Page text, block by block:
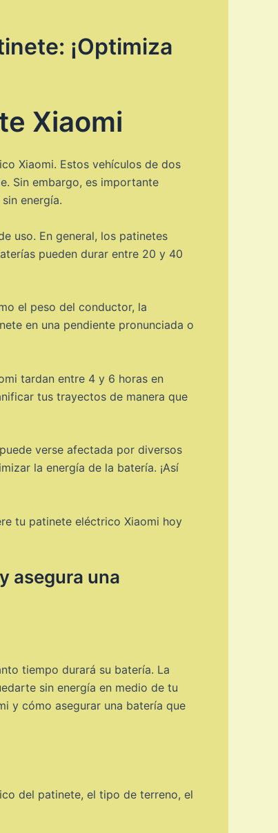
¡Optimiza
Xiaomi
Xiaomi. Estos vehículos de dos
Sin embargo, es importante
energía.
uso. En general, los patinetes
pueden durar entre 20 y 40
el peso del conductor, la
en una pendiente pronunciada o
tardan entre 4 y 6 horas en
tus trayectos de manera que
verse afectada por diversos
la energía de la batería. ¡Así
tu patinete eléctrico Xiaomi hoy
asegura una
tiempo durará su batería. La
sin energía en medio de tu
y cómo asegurar una batería que
del patinete, el tipo de terreno, el